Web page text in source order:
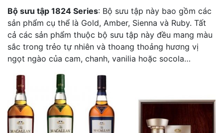
Bộ sưu tập 1824 Series: Bộ sưu tập này bao gồm các
sản phẩm cụ thể là Gold, Amber, Sienna và Ruby. Tất
cả các sản phẩm thuộc bộ sưu tập này đều mang màu
sắc trong trẻo tự nhiên và thoang thoảng hương vị
ngọt ngào của cam, chanh, vanilia hoặc socola…